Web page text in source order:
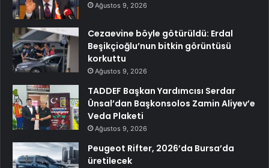
Ağustos 9, 2026
Cezaevine böyle götürüldü: Erdal
Beşikçioğlu’nun bitkin görüntüsü
korkuttu
Ağustos 9, 2026
TADDEF Başkan Yardımcısı Serdar
Ünsal’dan Başkonsolos Zamin Aliyev’e
Veda Plaketi
Ağustos 9, 2026
Peugeot Rifter, 2026’da Bursa’da
üretilecek